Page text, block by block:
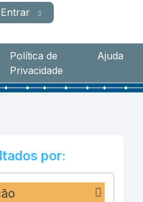
Entrar
Política de
Privacidade
Ajuda
por: